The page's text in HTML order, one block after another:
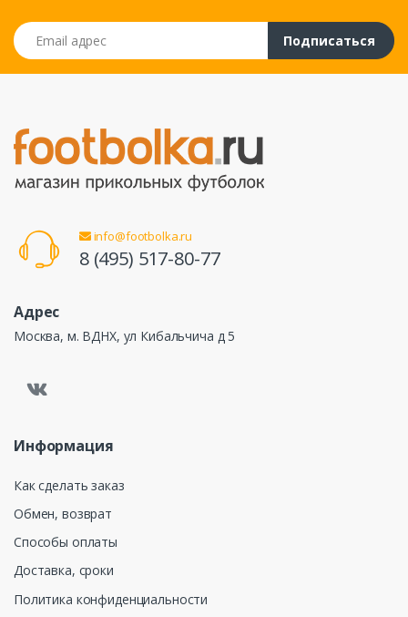
Email адрес
Подписаться
info@footbolka.ru
8 (495) 517-80-77
Адрес
Москва, м. ВДНХ, ул Кибальчича д 5
Информация
Как сделать заказ
Обмен, возврат
Способы оплаты
Доставка, сроки
Политика конфиденциальности